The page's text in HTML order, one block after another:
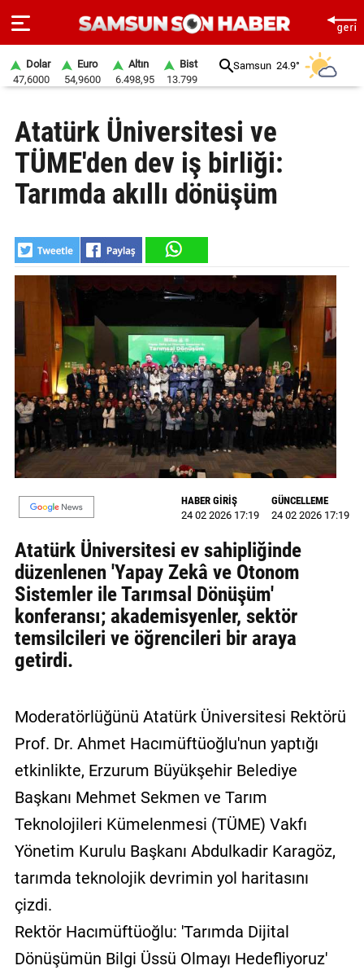
SAYFA
SAMSUN
HABER
GÜNDEM
SİYASET
EKONOMİ
DÜNYA
MAGAZİN
GALERİ
VİDEO
YAZARLAR
ULAŞIN
Künye
İletişim
Gizlilik
Dolar
47,6000
Euro
54,9600
Altın
6.498,95
Bist
13.799
Samsun 24.9°
Atatürk Üniversitesi ve
TÜME'den dev iş birliği:
Tarımda akıllı dönüşüm
HABER GİRİŞ
24 02 2026 17:19
GÜNCELLEME
24 02 2026 17:19
Atatürk Üniversitesi ev sahipliğinde
düzenlenen 'Yapay Zekâ ve Otonom
Sistemler ile Tarımsal Dönüşüm'
konferansı; akademisyenler, sektör
temsilcileri ve öğrencileri bir araya
getirdi.
Moderatörlüğünü Atatürk Üniversitesi Rektörü
Prof. Dr. Ahmet Hacımüftüoğlu'nun yaptığı
etkinlikte, Erzurum Büyükşehir Belediye
Başkanı Mehmet Sekmen ve Tarım
Teknolojileri Kümelenmesi (TÜME) Vakfı
Yönetim Kurulu Başkanı Abdulkadir Karagöz,
tarımda teknolojik devrimin yol haritasını
çizdi.
Rektör Hacımüftüoğlu: 'Tarımda Dijital
Dönüşümün Bilgi Üssü Olmayı Hedefliyoruz'